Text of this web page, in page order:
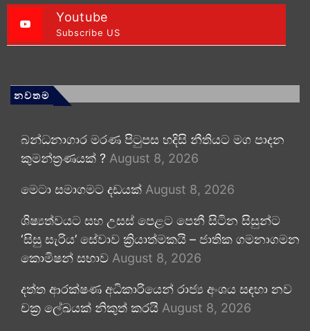
Youtube
Subscribe US
නවතම
බන්ධනාගාර මරණ පිටුපස හදිසි නීතියට මග පාදන
කුමන්ත්‍රණයක් ? August 8, 2026
මෙටා සමාගමට දඩයක් August 8, 2026
ශිෂ්‍යත්වයට සහ උසස් පෙළට පෙනී සිටින සිසුන්ට
‘සිසු සැරිය’ සේවාව ක්‍රියාත්මකයි – ජාතික ගමනාගමන
කොමිෂන් සභාව August 8, 2026
දත්ත ආරක්ෂණ අධිකාරියෙන් රාජ්‍ය අංශය සඳහා නව
චක්‍ර ලේඛයක් නිකුත් කරයි August 8, 2026